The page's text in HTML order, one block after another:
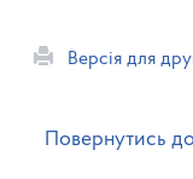
Версія для
Повернутись